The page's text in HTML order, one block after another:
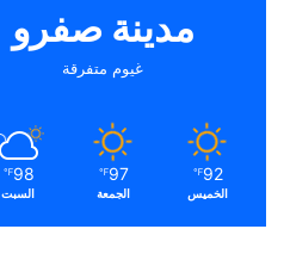
مدينة صفرو
غيوم متفرقة
92
℉
الخميس
97
℉
الجمعة
98
℉
السبت